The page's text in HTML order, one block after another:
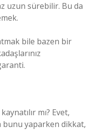
uzun sürebilir. Bu da
bile bazen bir
mı? Evet,
yaparken dikkat,